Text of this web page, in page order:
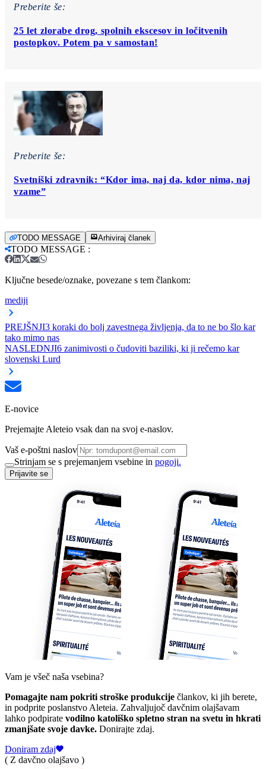
Preberite še:
25 let zlorabe drog, spolnih ekscesov in ločitvenih
postopkov. Potem pa v samostan!
Preberite še:
Svetniški zdravnik: “Kdor ima, naj da, kdor nima, naj
vzame”
TODO MESSAGE Arhiviraj članek
TODO MESSAGE :
Ključne besede/oznake, povezane s tem člankom:
mediji
PREJŠNJI3 koraki do bolj zavestnega življenja, da to ne bo šlo kar
tako mimo nas
NASLEDNJI6 zanimivosti o čudoviti baziliki, ki ji rečemo kar
slovenski Lurd
E-novice
Prejemajte Aleteio vsak dan na svoj e-naslov.
Vaš e-poštni naslov
Strinjam se s prejemanjem vsebine in pogoji.
Prijavite se
Vam je všeč naša vsebina?
Pomagajte nam pokriti stroške produkcije člankov, ki jih berete,
in podprite poslanstvo Aleteia. Zahvaljujoč davčnim olajšavam
lahko podpirate vodilno katoliško spletno stran na svetu in hkrati
zmanjšate svoje davke. Donirajte zdaj.
Doniram zdaj
( Z davčno olajšavo )